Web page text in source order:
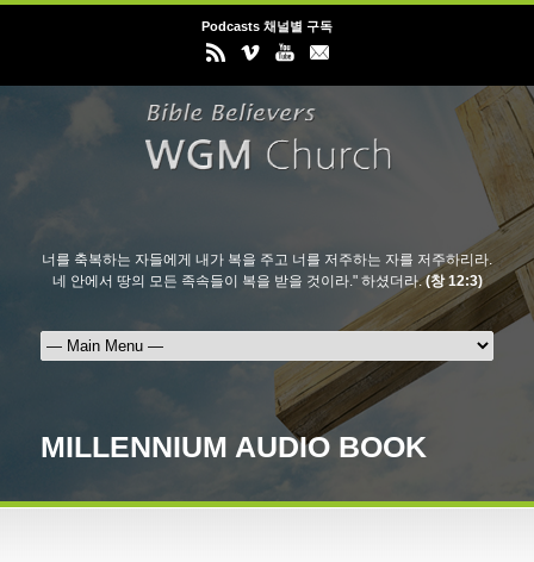
Podcasts 채널별 구독
너를 축복하는 자들에게 내가 복을 주고 너를 저주하는 자를 저주하리라.
네 안에서 땅의 모든 족속들이 복을 받을 것이라." 하셨더라.(창 12:3)
MILLENNIUM AUDIO BOOK